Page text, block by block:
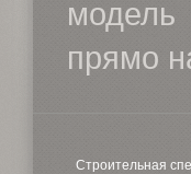
прямо
Строительная